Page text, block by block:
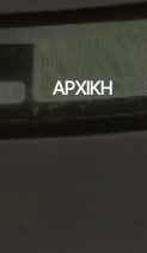
ΑΡΧΙΚΗ